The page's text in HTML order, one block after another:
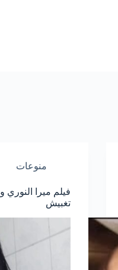
منوعات
تغبيش